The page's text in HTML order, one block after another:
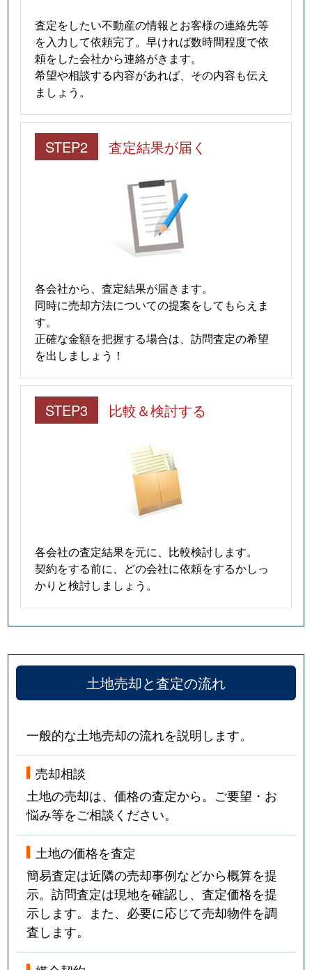
査定をしたい不動産の情報とお客様の連絡先等
を入力して依頼完了。早ければ数時間程度で依
頼をした会社から連絡がきます。
希望や相談する内容があれば、その内容も伝え
ましょう。
STEP2 査定結果が届く
各会社から、査定結果が届きます。
同時に売却方法についての提案をしてもらえま
す。
正確な金額を把握する場合は、訪問査定の希望
を出しましょう！
STEP3 比較＆検討する
各会社の査定結果を元に、比較検討します。
契約をする前に、どの会社に依頼をするかしっ
かりと検討しましょう。
土地売却と査定の流れ
一般的な土地売却の流れを説明します。
売却相談
土地の売却は、価格の査定から。ご要望・お
悩み等をご相談ください。
土地の価格を査定
簡易査定は近隣の売却事例などから概算を提
示。訪問査定は現地を確認し、査定価格を提
示します。また、必要に応じて売却物件を調
査します。